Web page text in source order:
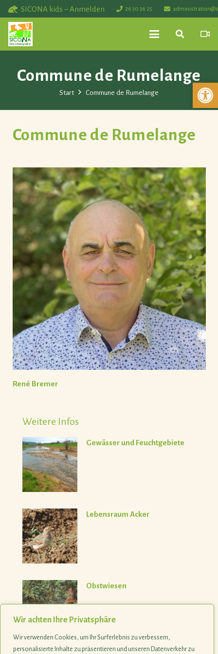
Wir achten Ihre Privatsphäre
Wir verwenden Cookies, um Ihr Surferlebnis zu verbessern,
personalisierte Inhalte zu präsentieren und unseren Datenverkehr zu
SICONA kids – Anmelden 26 30 36 25
Commune de Rumelange
Start Commune de Rumelange
Commune de Rumelange
René Bremer
Weitere Infos
Gewässer und Feuchtgebiete
Lebensraum Acker
Obstwiesen